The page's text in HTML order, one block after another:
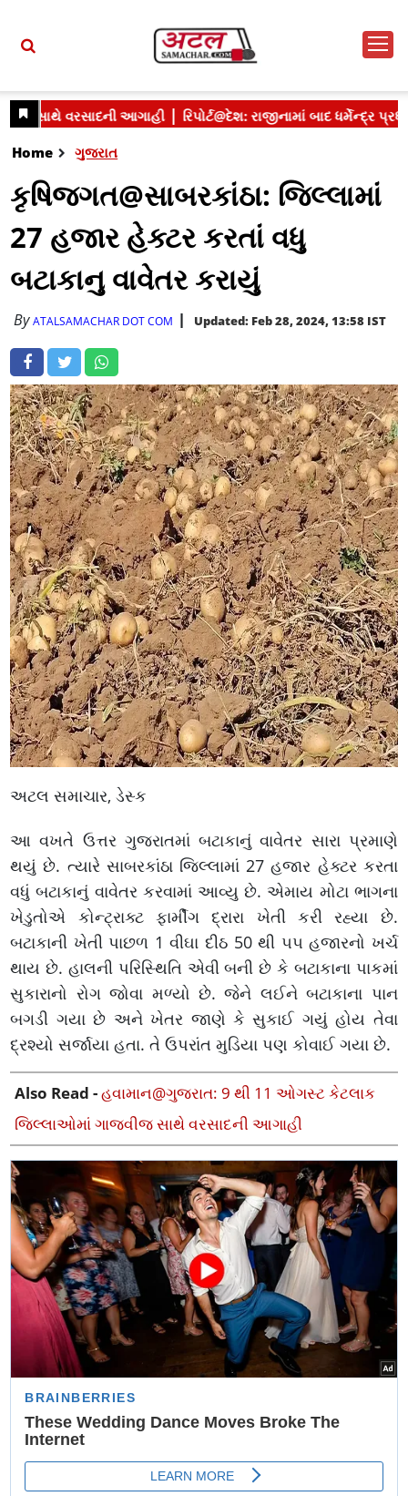
Home ગુજરાત
કૃષિજગત@સાબરકાંઠા: જિલ્લામાં
27 હજાર હેક્ટર કરતાં વધુ
બટાકાનુ વાવેતર કરાયું
ByATALSAMACHAR DOT COM Updated: Feb 28, 2024, 13:58 IST
અટલ સમાચાર, ડેસ્ક
આ વખતે ઉત્તર ગુજરાતમાં બટાકાનું વાવેતર સારા પ્રમાણે
થયું છે. ત્યારે સાબરકાંઠા જિલ્લામાં 27 હજાર હેક્ટર કરતા
વધું બટાકાનું વાવેતર કરવામાં આવ્યુ છે. એમાય મોટા ભાગના
ખેડુતોએ કોન્ટ્રાક્ટ ફાર્મીંગ દ્રારા ખેતી કરી રહ્યા છે.
બટાકાની ખેતી પાછળ 1 વીઘા દીઠ 50 થી ૫૫ હજારનો ખર્ચ
થાય છે. હાલની પરિસ્થિતિ એવી બની છે કે બટાકાના પાકમાં
સુકારાનો રોગ જોવા મળ્યો છે. જેને લઈને બટાકાના પાન
બગડી ગયા છે અને ખેતર જાણે કે સુકાઈ ગયું હોય તેવા
દ્રશ્યો સર્જાયા હતા. તે ઉપરાંત મુડિયા પણ કોવાઈ ગયા છે.
Also Read -હવામાન@ગુજરાત: 9 થી 11 ઓગસ્ટ કેટલાક
જિલ્લાઓમાં ગાજવીજ સાથે વરસાદની આગાહી